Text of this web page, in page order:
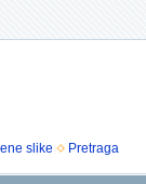
slike Pretraga